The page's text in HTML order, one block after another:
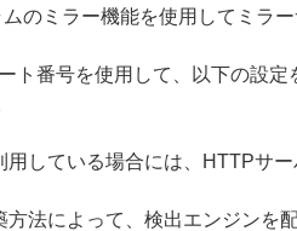
のミラー機能を使用してミラ
ト番号を使用して、以下の設
している場合には、HTTPサ
法によって、検出エンジンを